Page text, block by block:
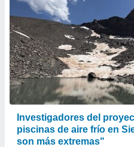
Investigadores del
piscinas de aire frío en
son más extremas"